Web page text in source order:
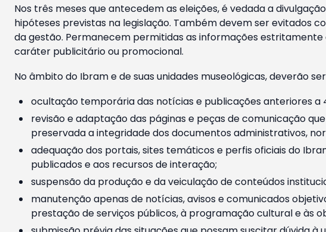
Nos três meses que antecedem as eleições, é vedada a
hipóteses previstas na legislação. Também devem ser evitados
da gestão. Permanecem permitidas as informações
caráter publicitário ou promocional.
No âmbito do Ibram e de suas unidades museológicas, deverão
ocultação temporária das notícias e publicações anteriores a
revisão e adaptação das páginas e peças de comunicação
preservada a integridade dos documentos administrativos,
adequação dos portais, sites temáticos e perfis oficiais do
publicados e aos recursos de interação;
suspensão da produção e da veiculação de conteúdos
manutenção apenas de notícias, avisos e comunicados
prestação de serviços públicos, à programação cultural e às